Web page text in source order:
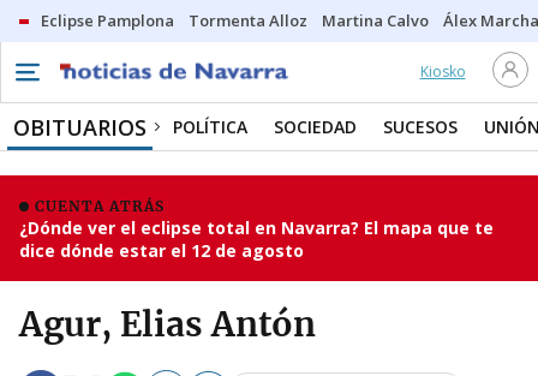
Eclipse Pamplona Tormenta Alloz Martina Calvo Álex
Kiosko
OBITUARIOS POLÍTICA SOCIEDAD SUCESOS
CUENTA ATRÁS
¿Dónde ver el eclipse total en Navarra? El mapa que te
dice dónde estar el 12 de agosto
Agur, Elias Antón